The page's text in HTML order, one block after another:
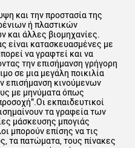
και την προστασία της
ή πλαστικών
άλλες βιομηχανίες.
είναι κατασκευασμένες με
να γραφτεί και να
την επισήμανση γρήγορη
σε μια μεγάλη ποικιλία
επισήμανση κινούμενων
με μηνύματα όπως
εκπαιδευτικοί
τα γραφεία των
μάσκευσης μπογιάς
μπορούν επίσης να τις
τα πατώματα, τους πίνακες